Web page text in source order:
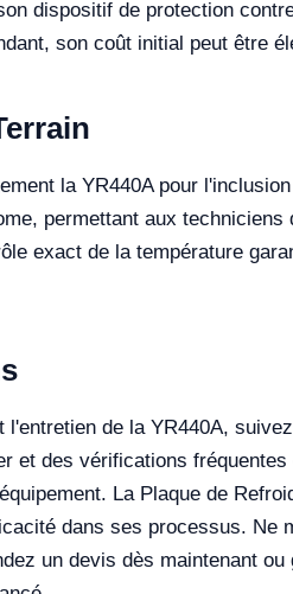
dispositif de protection
son coût initial peut être
la YR440A pour
permettant aux
exact de la température
l'entretien de la YR440A,
et des vérifications
La Plaque de
dans ses processus. Ne
un devis dès maintenant